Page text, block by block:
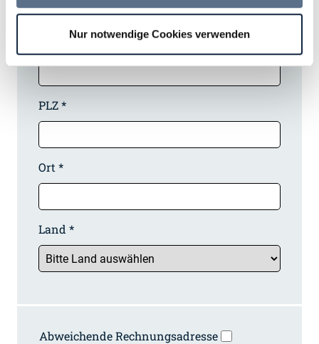
Nur notwendige Cookies verwenden
Hausnummer
PLZ *
Ort *
Land *
Abweichende Rechnungsadresse